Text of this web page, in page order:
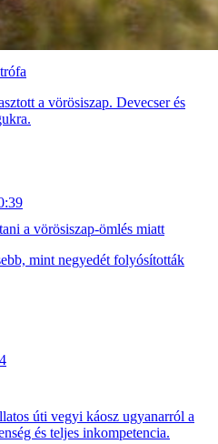
a vörösiszap. Devecser és
a vörösiszap-ömlés miatt
mint negyedét folyósították
úti vegyi káosz ugyanarról a
és teljes inkompetencia.